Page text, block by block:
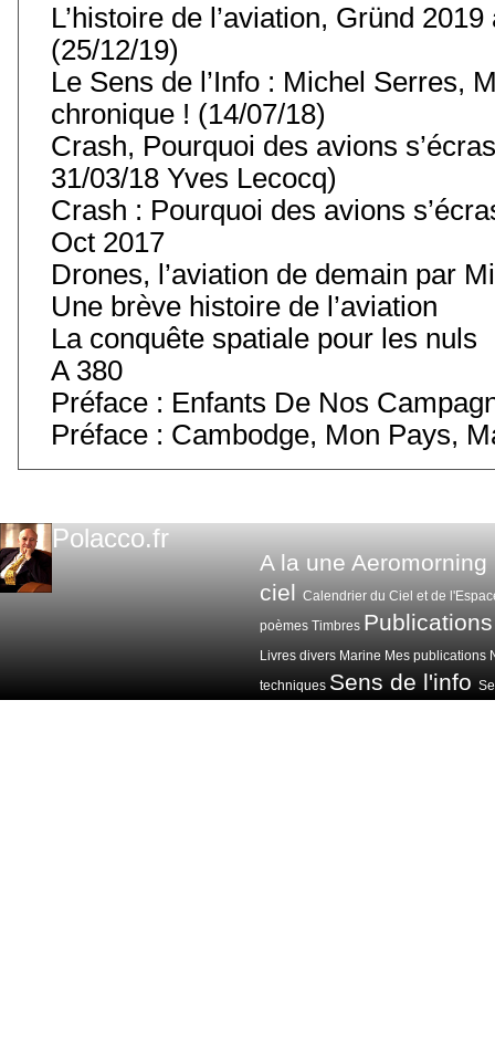
L’histoire de l’aviation, Gründ
(25/12/19)
Le Sens de l’Info : Michel Serres,
chronique ! (14/07/18)
Crash, Pourquoi des avions
31/03/18 Yves Lecocq)
Crash : Pourquoi des avions
Oct 2017
Drones, l’aviation de demain par
Une brève histoire de l’aviation
La conquête spatiale pour les nuls
A 380
Préface : Enfants De Nos
Préface : Cambodge, Mon Pays,
Polacco.fr
A la une Aeromorning
ciel Calendrier du Ciel et de
poèmes Timbres Publications
Livres divers Marine Mes publications
techniques Sens de l'info